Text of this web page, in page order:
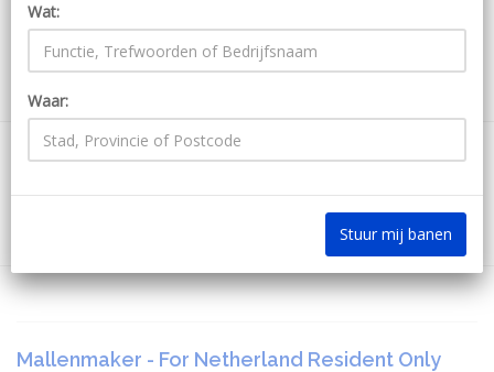
ZOEKEN
0 Jobs bij Mijn-Prolinq
Mallenmaker - For Netherland Resident Only
Wat:
Waar:
Stuur mij banen